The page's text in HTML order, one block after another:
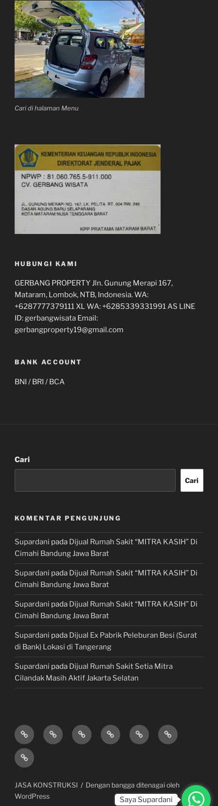
Cari di halaman Menu
HUBUNGI KAMI
GERBANG PROPERTY Jln. Gunung Merapi 167,
Mataram, Lombok, NTB, Indonesia. WA:
+6287777379111 XL WA: +6285339331991 AS LINE
ID: gerbangwisata Email:
gerbangproperty19@gmail.com
BANK ACCOUNT
BNI / BRI / BCA
Cari
Cari
KOMENTAR PENGUNJUNG
Supardani pada Dijual Rumah Sakit “MITRA KASIH” Di
Cimahi Bandung Jawa Barat
Supardani pada Dijual Rumah Sakit “MITRA KASIH” Di
Cimahi Bandung Jawa Barat
Supardani pada Dijual Rumah Sakit “MITRA KASIH” Di
Cimahi Bandung Jawa Barat
Supardani pada Dijual Ex Pabrik Peleburan Besi (Surat
di Bank) Lokasi di Tangerang
Supardani pada Dijual Rumah Sakit Setia Mitra
Cilandak Masih Aktif Jakarta Selatan
TANAH
DIJUAL
RUMAH
DIJUAL
HOTEL
&
LAHAN
/
GEDUNG
KONSULTAN
PROPERTY
JUAL,
BELI
MOBIL
JASA
KONSTRUKSI
JASA KONSTRUKSI
Dengan bangga ditenagai oleh
WordPress
Saya Supardani